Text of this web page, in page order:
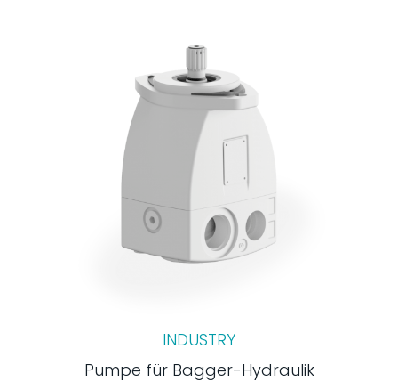
INDUSTRY
Pumpe für Bagger-Hydraulik